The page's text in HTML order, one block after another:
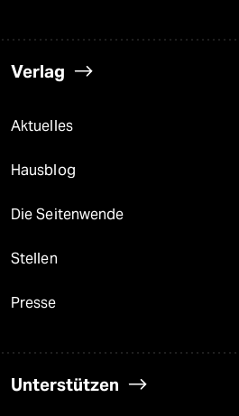
Verlag
Aktuelles
Hausblog
Die Seitenwende
Stellen
Presse
Unterstützen